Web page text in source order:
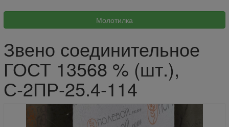
Звено соединительное
ГОСТ 13568 % (шт.),
С-2ПР-25.4-114